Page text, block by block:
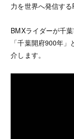
力を世界へ発信する
BMXライダーが千
「千葉開府900年
介します。